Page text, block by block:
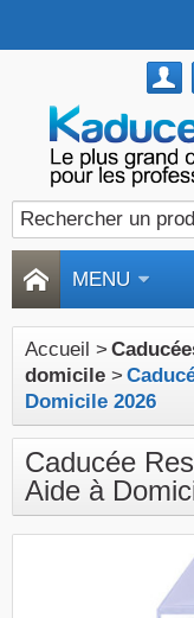
MENU
Accueil >
domicile >
Domicile 2026
Caducée
Aide à